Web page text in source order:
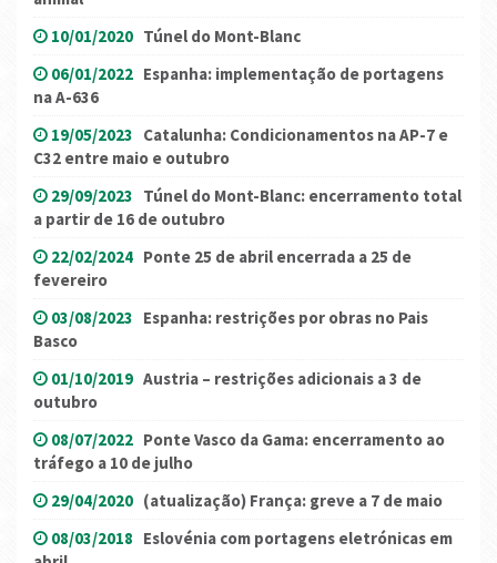
10/01/2020 Túnel do Mont-Blanc
06/01/2022 Espanha: implementação de portagens
na A-636
19/05/2023 Catalunha: Condicionamentos na AP-7 e
C32 entre maio e outubro
29/09/2023 Túnel do Mont-Blanc: encerramento total
a partir de 16 de outubro
22/02/2024 Ponte 25 de abril encerrada a 25 de
fevereiro
03/08/2023 Espanha: restrições por obras no Pais
Basco
01/10/2019 Austria – restrições adicionais a 3 de
outubro
08/07/2022 Ponte Vasco da Gama: encerramento ao
tráfego a 10 de julho
29/04/2020 (atualização) França: greve a 7 de maio
08/03/2018 Eslovénia com portagens eletrónicas em